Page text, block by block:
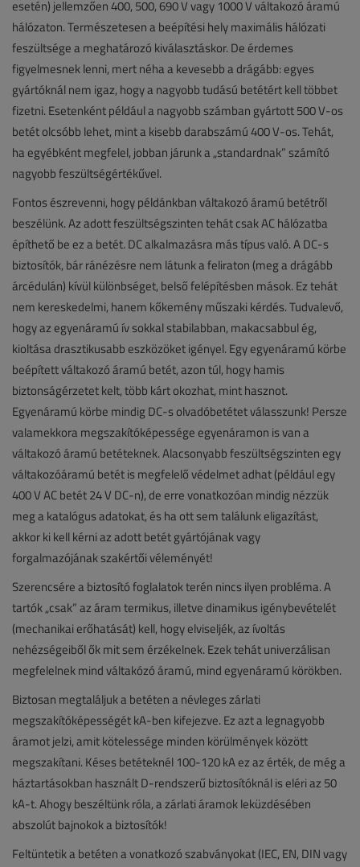
esetén) jellemzően 400, 500, 690 V vagy 1000 V váltakozó áramú
hálózaton. Természetesen a beépítési hely maximális hálózati
feszültsége a meghatározó kiválasztáskor. De érdemes
figyelmesnek lenni, mert néha a kevesebb a drágább: egyes
gyártóknál nem igaz, hogy a nagyobb tudású betétért kell többet
fizetni. Esetenként például a nagyobb számban gyártott 500 V-os
betét olcsóbb lehet, mint a kisebb darabszámú 400 V-os. Tehát,
ha egyébként megfelel, jobban járunk a „standardnak” számító
nagyobb feszültségértékűvel.
Fontos észrevenni, hogy példánkban váltakozó áramú betétről
beszélünk. Az adott feszültségszinten tehát csak AC hálózatba
építhető be ez a betét. DC alkalmazásra más típus való. A DC-s
biztosítók, bár ránézésre nem látunk a feliraton (meg a drágább
árcédulán) kívül különbséget, belső felépítésben mások. Ez tehát
nem kereskedelmi, hanem kőkemény műszaki kérdés. Tudvalevő,
hogy az egyenáramú ív sokkal stabilabban, makacsabbul ég,
kioltása drasztikusabb eszközöket igényel. Egy egyenáramú körbe
beépített váltakozó áramú betét, azon túl, hogy hamis
biztonságérzetet kelt, több kárt okozhat, mint hasznot.
Egyenáramú körbe mindig DC-s olvadóbetétet válasszunk! Persze
valamekkora megszakítóképessége egyenáramon is van a
váltakozó áramú betéteknek. Alacsonyabb feszültségszinten egy
váltakozóáramú betét is megfelelő védelmet adhat (például egy
400 V AC betét 24 V DC-n), de erre vonatkozóan mindig nézzük
meg a katalógus adatokat, és ha ott sem találunk eligazítást,
akkor ki kell kérni az adott betét gyártójának vagy
forgalmazójának szakértői véleményét!
Szerencsére a biztosító foglalatok terén nincs ilyen probléma. A
tartók „csak” az áram termikus, illetve dinamikus igénybevételét
(mechanikai erőhatását) kell, hogy elviseljék, az ívoltás
nehézségeiből ők mit sem érzékelnek. Ezek tehát univerzálisan
megfelelnek mind váltakózó áramú, mind egyenáramú körökben.
Biztosan megtaláljuk a betéten a névleges zárlati
megszakítóképességét kA-ben kifejezve. Ez azt a legnagyobb
áramot jelzi, amit kötelessége minden körülmények között
megszakítani. Késes betéteknél 100-120 kA ez az érték, de még a
háztartásokban használt D-rendszerű biztosítóknál is eléri az 50
kA-t. Ahogy beszéltünk róla, a zárlati áramok leküzdésében
abszolút bajnokok a biztosítók!
Feltüntetik a betéten a vonatkozó szabványokat (IEC, EN, DIN vagy